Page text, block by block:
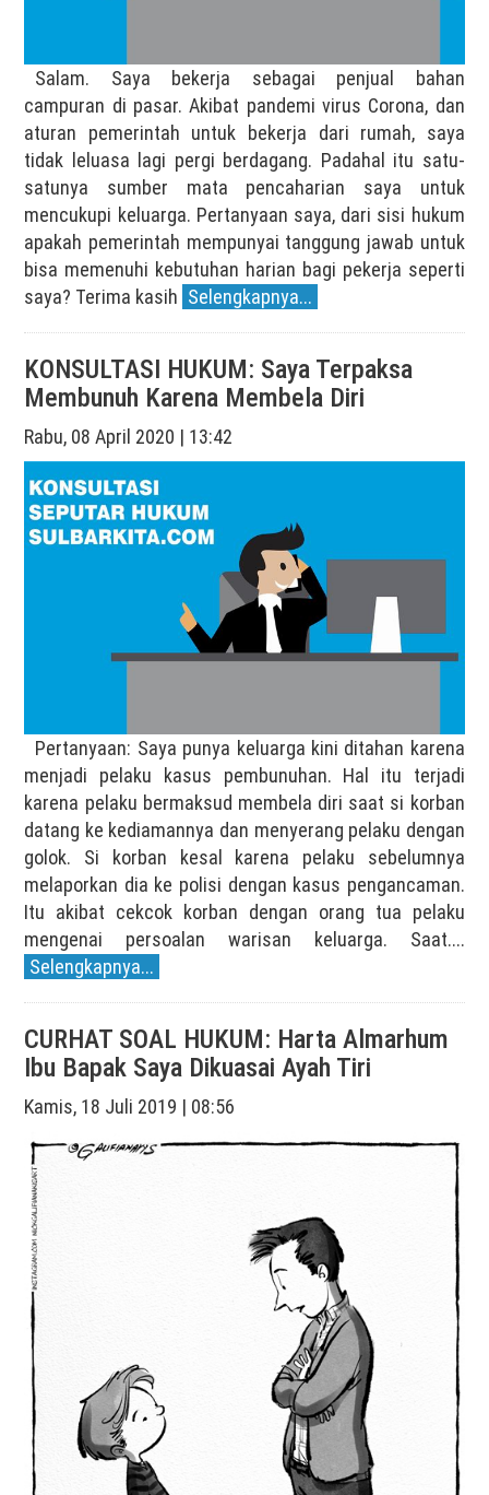
Salam. Saya bekerja sebagai penjual bahan
campuran di pasar. Akibat pandemi virus Corona, dan
aturan pemerintah untuk bekerja dari rumah, saya
tidak leluasa lagi pergi berdagang. Padahal itu satu-
satunya sumber mata pencaharian saya untuk
mencukupi keluarga. Pertanyaan saya, dari sisi hukum
apakah pemerintah mempunyai tanggung jawab untuk
bisa memenuhi kebutuhan harian bagi pekerja seperti
saya? Terima kasih Selengkapnya...
KONSULTASI HUKUM: Saya Terpaksa
Membunuh Karena Membela Diri
Rabu, 08 April 2020 | 13:42
Pertanyaan: Saya punya keluarga kini ditahan karena
menjadi pelaku kasus pembunuhan. Hal itu terjadi
karena pelaku bermaksud membela diri saat si korban
datang ke kediamannya dan menyerang pelaku dengan
golok. Si korban kesal karena pelaku sebelumnya
melaporkan dia ke polisi dengan kasus pengancaman.
Itu akibat cekcok korban dengan orang tua pelaku
mengenai persoalan warisan keluarga. Saat....
Selengkapnya...
CURHAT SOAL HUKUM: Harta Almarhum
Ibu Bapak Saya Dikuasai Ayah Tiri
Kamis, 18 Juli 2019 | 08:56